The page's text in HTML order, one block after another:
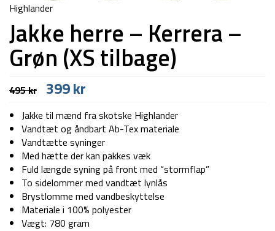
Highlander
Jakke herre – Kerrera –
Grøn (XS tilbage)
495kr Den
oprindelige
pris
var:
495 kr.
399kr
pris
er:
399 kr.
Jakke til mænd fra skotske Highlander
Vandtæt og åndbart Ab-Tex materiale
Vandtætte syninger
Med hætte der kan pakkes væk
Fuld længde syning på front med “stormflap”
To sidelommer med vandtæt lynlås
Brystlomme med vandbeskyttelse
Materiale i 100% polyester
Vægt: 780 gram